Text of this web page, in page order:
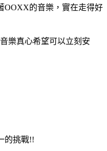
OOXX的音樂，實在走得好
樂真心希望可以立刻安
的挑戰!!